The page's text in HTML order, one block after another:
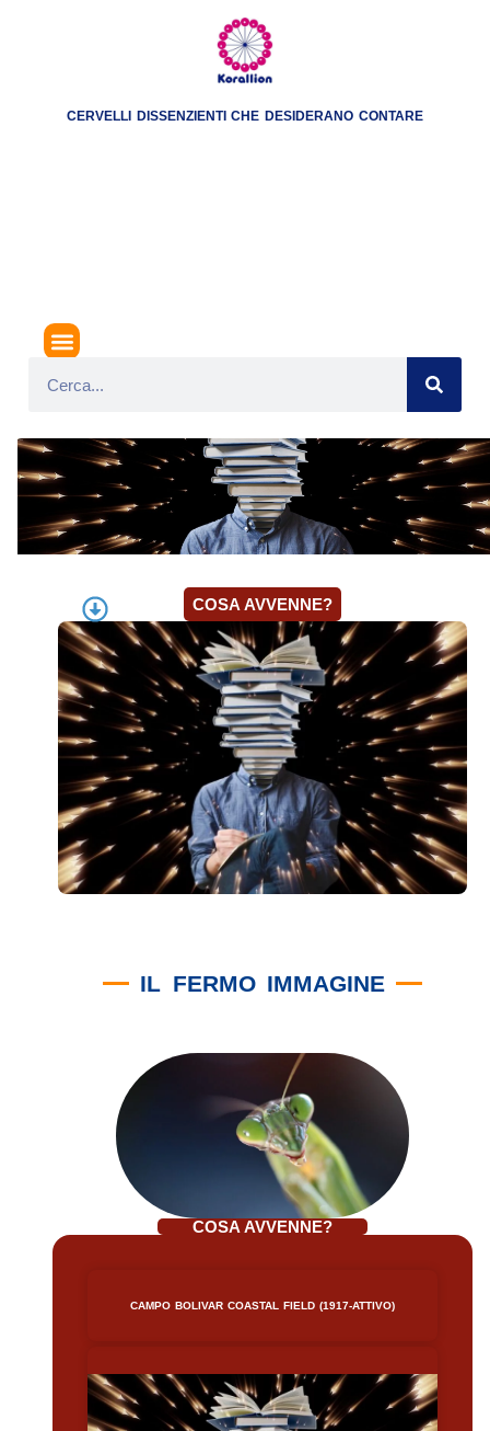
CERVELLI DISSENZIENTI CHE DESIDERANO CONTARE
COSA AVVENNE?
IL FERMO IMMAGINE
COSA AVVENNE?
CAMPO BOLIVAR COASTAL FIELD (1917-ATTIVO)